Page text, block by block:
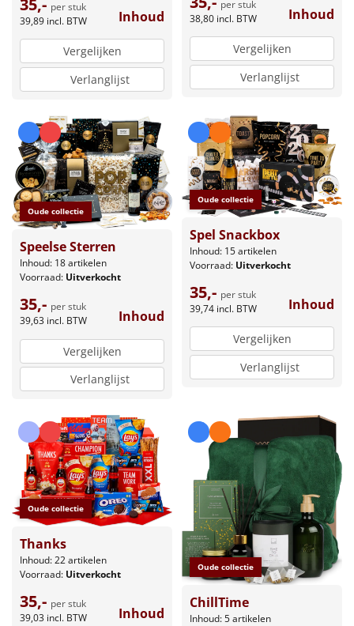
per stuk
39,89 incl. BTW Inhoud
Vergelijken
Verlanglijst
per stuk
38,80 incl. BTW Inhoud
Vergelijken
Verlanglijst
Oude collectie
Speelse Sterren
Inhoud: 18 artikelen
Voorraad: Uitverkocht
35,- per stuk
39,63 incl. BTW Inhoud
Vergelijken
Verlanglijst
Oude collectie
Spel Snackbox
Inhoud: 15 artikelen
Voorraad: Uitverkocht
35,- per stuk
39,74 incl. BTW Inhoud
Vergelijken
Verlanglijst
Oude collectie
Thanks
Inhoud: 22 artikelen
Voorraad: Uitverkocht
35,- per stuk
39,03 incl. BTW Inhoud
Oude collectie
ChillTime
Inhoud: 5 artikelen